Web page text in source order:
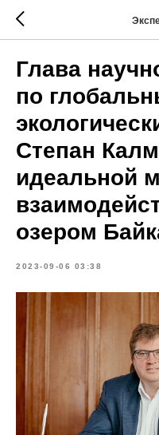
Глава
по
Степан
идеальной
озером
2023-09-06 03:38